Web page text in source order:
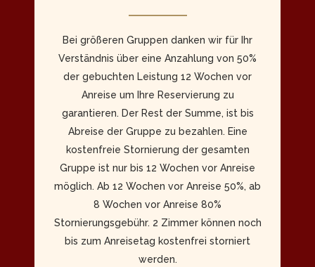
Bei größeren Gruppen danken wir für Ihr
Verständnis über eine Anzahlung von 50%
der gebuchten Leistung 12 Wochen vor
Anreise um Ihre Reservierung zu
garantieren. Der Rest der Summe, ist bis
Abreise der Gruppe zu bezahlen. Eine
kostenfreie Stornierung der gesamten
Gruppe ist nur bis 12 Wochen vor Anreise
möglich. Ab 12 Wochen vor Anreise 50%, ab
8 Wochen vor Anreise 80%
Stornierungsgebühr. 2 Zimmer können noch
bis zum Anreisetag kostenfrei storniert
werden.